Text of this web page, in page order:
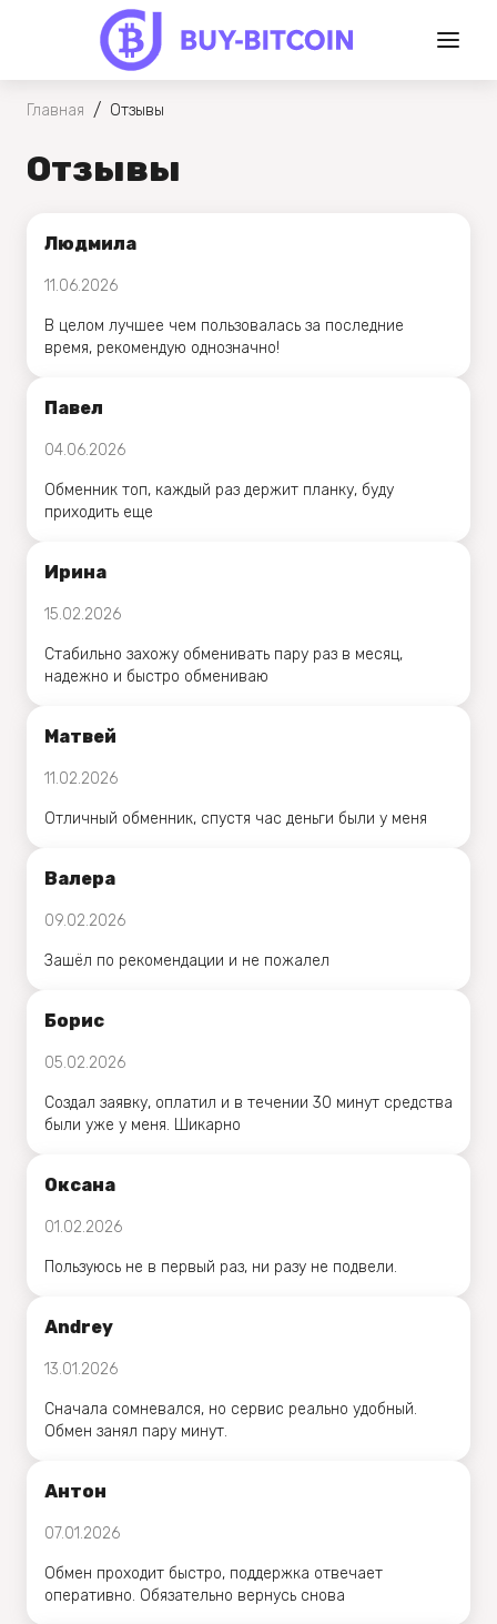
Главная / Отзывы
Отзывы
Людмила
11.06.2026
В целом лучшее чем пользовалась за последние
время, рекомендую однозначно!
Павел
04.06.2026
Обменник топ, каждый раз держит планку, буду
приходить еще
Ирина
15.02.2026
Стабильно захожу обменивать пару раз в месяц,
надежно и быстро обмениваю
Матвей
11.02.2026
Отличный обменник, спустя час деньги были у меня
Валера
09.02.2026
Зашёл по рекомендации и не пожалел
Борис
05.02.2026
Создал заявку, оплатил и в течении 30 минут средства
были уже у меня. Шикарно
Оксана
01.02.2026
Пользуюсь не в первый раз, ни разу не подвели.
Andrey
13.01.2026
Сначала сомневался, но сервис реально удобный.
Обмен занял пару минут.
Антон
07.01.2026
Обмен проходит быстро, поддержка отвечает
оперативно. Обязательно вернусь снова